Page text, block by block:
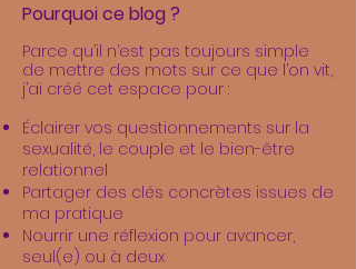
Pourquoi ce blog ?
Parce qu’il n’est pas toujours simple
de mettre des mots sur ce que l’on vit,
j’ai créé cet espace pour :
Éclairer vos questionnements sur la
sexualité, le couple et le bien-être
relationnel
Partager des clés concrètes issues de
ma pratique
Nourrir une réflexion pour avancer,
seul(e) ou à deux